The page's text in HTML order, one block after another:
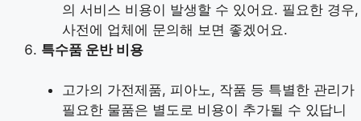
의 서비스 비용이 발생할 수 있어요. 필요한 경우,
사전에 업체에 문의해 보면 좋겠어요.
특수품 운반 비용
고가의 가전제품, 피아노, 작품 등 특별한 관리가
필요한 물품은 별도로 비용이 추가될 수 있답니